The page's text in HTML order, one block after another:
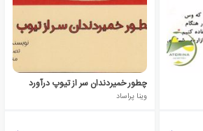
چطور خمیردندان سر از تیوپ درآورد
وینا پراساد